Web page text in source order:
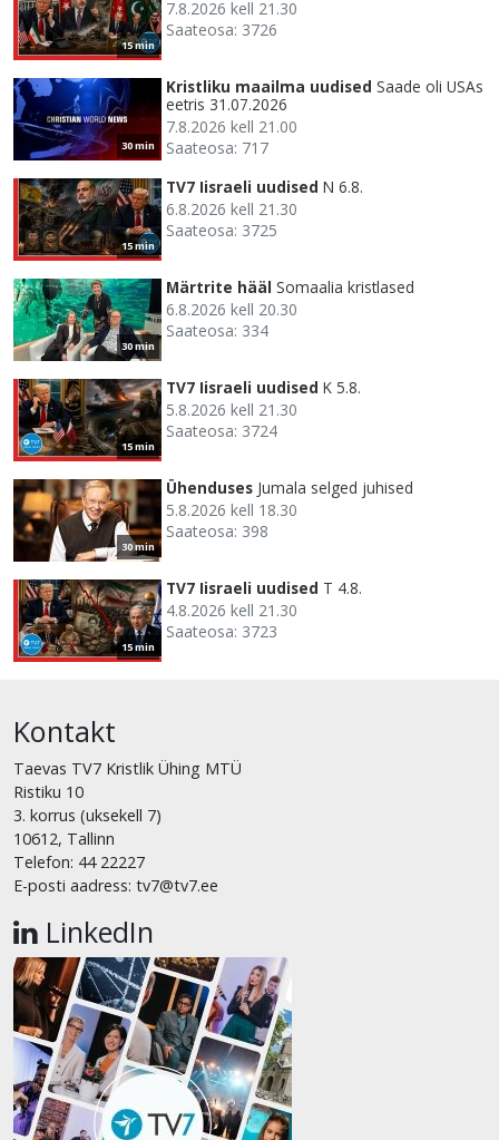
15 min
7.8.2026 kell 21.30
Saateosa: 3726
30 min
Kristliku maailma uudised Saade oli USAs
eetris 31.07.2026
7.8.2026 kell 21.00
Saateosa: 717
15 min
TV7 Iisraeli uudised N 6.8.
6.8.2026 kell 21.30
Saateosa: 3725
30 min
Märtrite hääl Somaalia kristlased
6.8.2026 kell 20.30
Saateosa: 334
15 min
TV7 Iisraeli uudised K 5.8.
5.8.2026 kell 21.30
Saateosa: 3724
30 min
Ühenduses Jumala selged juhised
5.8.2026 kell 18.30
Saateosa: 398
15 min
TV7 Iisraeli uudised T 4.8.
4.8.2026 kell 21.30
Saateosa: 3723
Kontakt
Taevas TV7 Kristlik Ühing MTÜ
Ristiku 10
3. korrus (uksekell 7)
10612, Tallinn
Telefon: 44 22227
E-posti aadress: tv7@tv7.ee
LinkedIn